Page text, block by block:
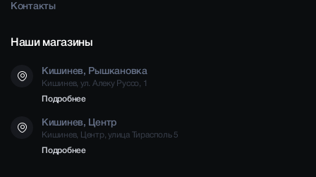
Контакты
Наши магазины
Кишинев, Рышкановка
Кишинев, ул. Алеку Руссо, 1
Подробнее
Кишинев, Центр
Кишинев, Центр, улица Тирасполь 5
Подробнее